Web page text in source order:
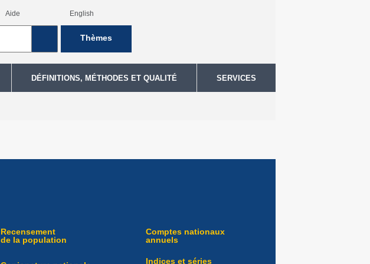
Aide English
Thèmes
DÉFINITIONS, MÉTHODES ET QUALITÉ SERVICES
Recensement
de la population
Comptes nationaux
annuels
Indices et séries